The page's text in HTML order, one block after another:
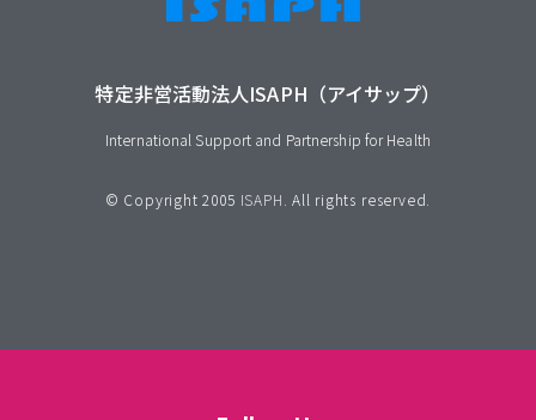
特定非営活動法人ISAPH（アイサップ）
International Support and Partnership for Health
© Copyright 2005 ISAPH . All rights reserved.